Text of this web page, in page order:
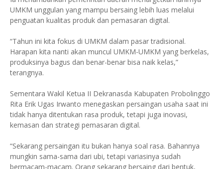
UMKM unggulan yang mampu bersaing lebih luas melalui
penguatan kualitas produk dan pemasaran digital.
“Tahun ini kita fokus di UMKM dalam pasar tradisional.
Harapan kita nanti akan muncul UMKM-UMKM yang berkelas,
produksinya bagus dan benar-benar bisa naik kelas,”
terangnya.
Sementara Wakil Ketua II Dekranasda Kabupaten Probolinggo
Rita Erik Ugas Irwanto menegaskan persaingan usaha saat ini
tidak hanya ditentukan rasa produk, tetapi juga inovasi,
kemasan dan strategi pemasaran digital.
“Sekarang persaingan itu bukan hanya soal rasa. Bahannya
mungkin sama-sama dari ubi, tetapi variasinya sudah
bermacam-macam. Orang sekarang bersaing dari bentuk,